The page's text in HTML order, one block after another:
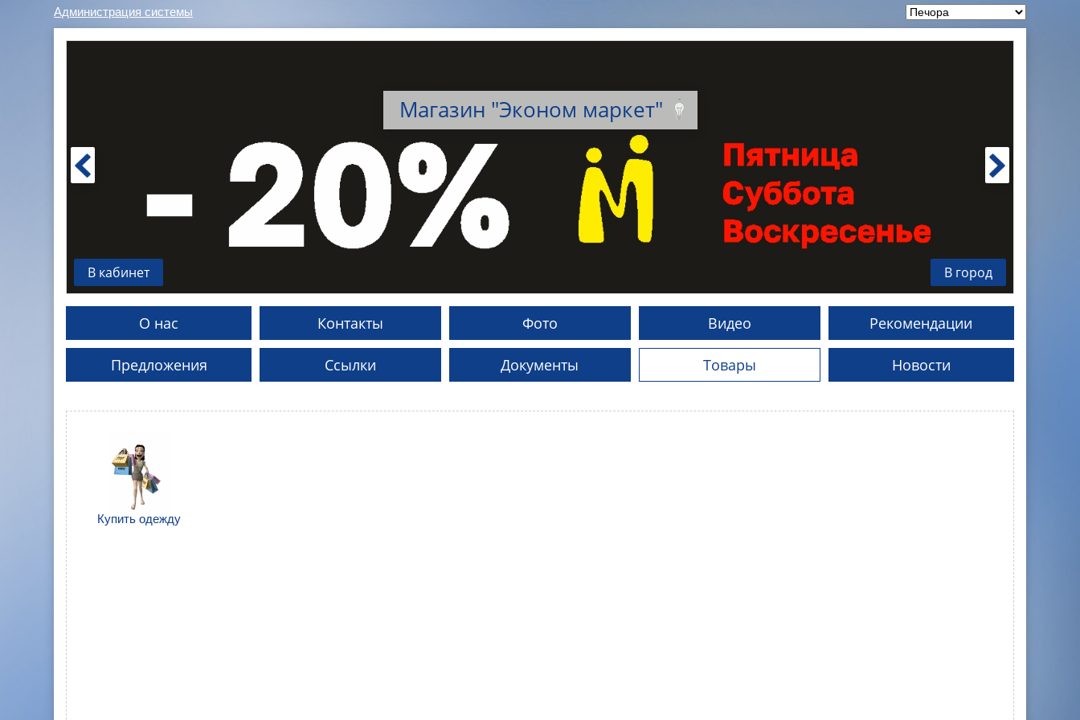
Администрация системы
В кабинет В город
Магазин "Эконом маркет"
О нас Контакты Фото Видео Рекомендации
Предложения Ссылки Документы Товары Новости
Купить одежду